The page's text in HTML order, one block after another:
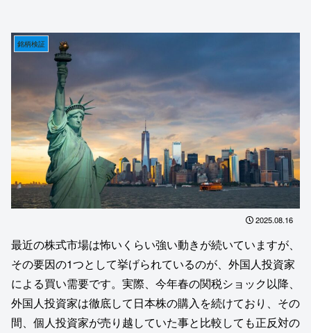
銘柄検証
2025.08.16
最近の株式市場は怖いくらい強い動きが続いていますが、
その要因の1つとして挙げられているのが、外国人投資家
による買い需要です。実際、今年春の関税ショック以降、
外国人投資家は徹底して日本株の購入を続けており、その
間、個人投資家が売り越していた事と比較しても正反対の